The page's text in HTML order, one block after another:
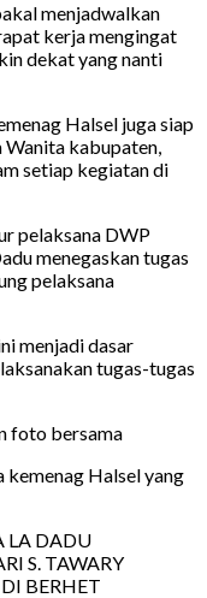
menjadwalkan
kerja mengingat
dekat yang nanti
Halsel juga siap
Wanita kabupaten,
setiap kegiatan di
pelaksana DWP
menegaskan tugas
pelaksana
menjadi dasar
tugas-tugas
foto bersama
kemenag Halsel yang
LA DADU
S. TAWARY
BERHET